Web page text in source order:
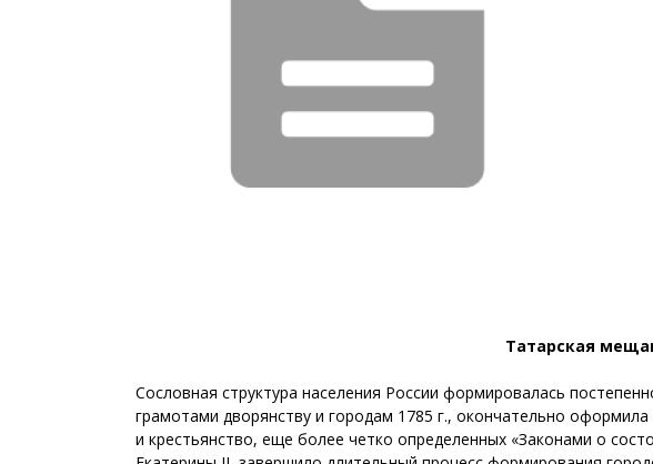
Татарская
Сословная структура населения России формировалась
грамотами дворянству и городам 1785 г., окончательно
и крестьянство, еще более четко определенных «Законами о